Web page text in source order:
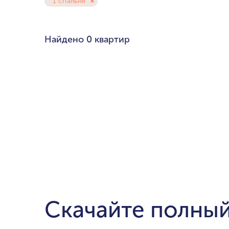
Найдено 0 квартир
Скачайте